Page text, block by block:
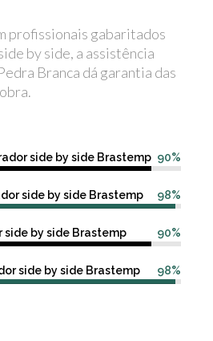
profissionais gabaritados
by side, a assistência
Branca dá garantia das
90%
side by side Brastemp
98%
side by side Brastemp
90%
side by side Brastemp
98%
side by side Brastemp